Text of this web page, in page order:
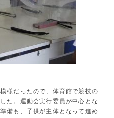
様だったので、体育館で競技の
た。運動会実行委員が中心とな
備も、子供が主体となって進め